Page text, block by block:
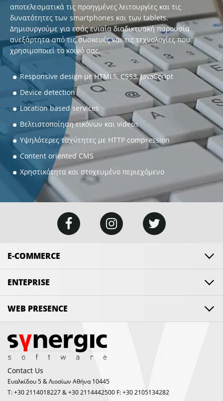
αποτελεσματικά τις προηγμένες λειτουργίες και τις
δυνατότητες των smartphones και των tablets.
Δημιουργούμε για εσάς ενιαία διαδικτυακή παρουσία
ανεξάρτητα από τις συσκευές και τις τεχνολογίες που
χρησιμοποιεί το κοινό σας.
Responsive design με HTML5, CSS3, JavaScript
Device detection
Location based services
Βελτιστοποίηση εικόνων και videos
Υψηλότερες ταχύτητες με HTTP compression
Content oriented CMS
Χρηστικότητα και στοχευμένο περιεχόμενο
E-COMMERCE
ENTEPRISE
WEB PRESENCE
Contact Us
Ευαλκίδου 5 & Λιοσίων Αθήνα 10445
Τ: +30 2114018227 & +30 2114442500 F: +30 2105134282